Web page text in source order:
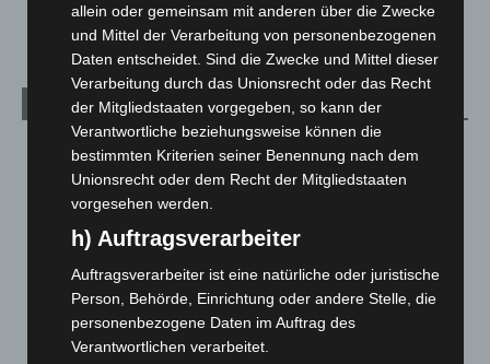
1.270
Archiv
August 2026(12)
Juli 2026(73)
Juni 2026
Mai 2026(99)
April 2026(99)
März 2026(115)
Februar 2026(109)
allein oder gemeinsam mit anderen über die Zwecke
und Mittel der Verarbeitung von personenbezogenen
Daten entscheidet. Sind die Zwecke und Mittel dieser
Verarbeitung durch das Unionsrecht oder das Recht
der Mitgliedstaaten vorgegeben, so kann der
Verantwortliche beziehungsweise können die
bestimmten Kriterien seiner Benennung nach dem
Unionsrecht oder dem Recht der Mitgliedstaaten
vorgesehen werden.
h) Auftragsverarbeiter
Auftragsverarbeiter ist eine natürliche oder juristische
Person, Behörde, Einrichtung oder andere Stelle, die
personenbezogene Daten im Auftrag des
Verantwortlichen verarbeitet.